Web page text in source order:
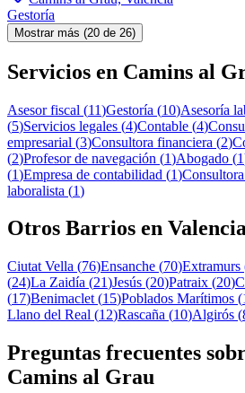
Gestoría
Mostrar más (20 de 26)
Servicios en Camins al
Asesor fiscal (11)Gestoría (10)Asesoría
(5)Servicios legales (4)Contable (4)
empresarial (3)Consultora financiera (2)
(2)Profesor de navegación (1)Abogado (1
(1)Empresa de contabilidad (1)
laboralista (1)
Otros Barrios en
Ciutat Vella (76)Ensanche (70)Extramurs
(24)La Zaidía (21)Jesús (20)Patraix (20)
(17)Benimaclet (15)Poblados Marítimos (
Llano del Real (12)Rascaña (10)Algirós (
Preguntas frecuentes
Camins al Grau